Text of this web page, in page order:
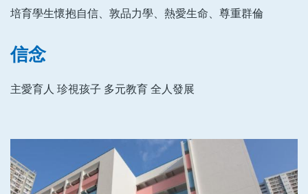
培育學生懷抱自信、敦品力學、熱愛生命、尊重群倫
信念
主愛育人 珍視孩子 多元教育 全人發展